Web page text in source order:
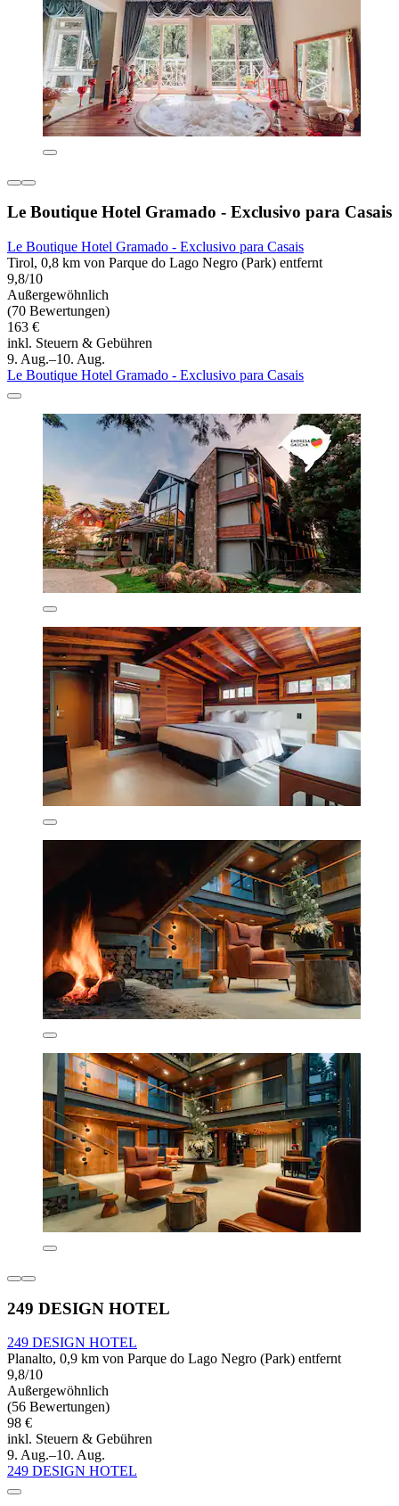
Le Boutique Hotel Gramado - Exclusivo para Casais
Le Boutique Hotel Gramado - Exclusivo para Casais
Tirol, 0,8 km von Parque do Lago Negro (Park) entfernt
9,8/10
Außergewöhnlich
(70 Bewertungen)
163 €
inkl. Steuern & Gebühren
9. Aug.–10. Aug.
Le Boutique Hotel Gramado - Exclusivo para Casais
249 DESIGN HOTEL
249 DESIGN HOTEL
Planalto, 0,9 km von Parque do Lago Negro (Park) entfernt
9,8/10
Außergewöhnlich
(56 Bewertungen)
98 €
inkl. Steuern & Gebühren
9. Aug.–10. Aug.
249 DESIGN HOTEL